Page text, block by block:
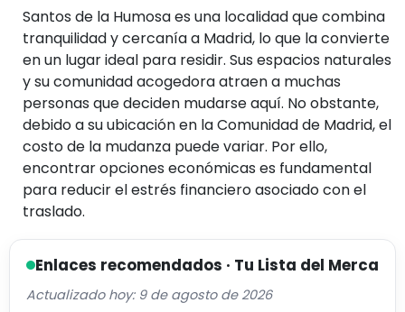
Santos de la Humosa es una localidad que combina
tranquilidad y cercanía a Madrid, lo que la convierte
en un lugar ideal para residir. Sus espacios naturales
y su comunidad acogedora atraen a muchas
personas que deciden mudarse aquí. No obstante,
debido a su ubicación en la Comunidad de Madrid, el
costo de la mudanza puede variar. Por ello,
encontrar opciones económicas es fundamental
para reducir el estrés financiero asociado con el
traslado.
Enlaces recomendados · Tu Lista del Merca
Actualizado hoy: 9 de agosto de 2026